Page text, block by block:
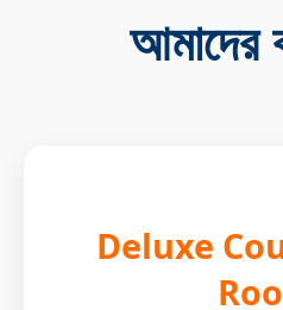
আমাদের
Deluxe